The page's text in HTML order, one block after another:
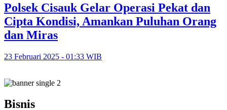
Polsek Cisauk Gelar Operasi Pekat dan
Cipta Kondisi, Amankan Puluhan Orang
dan Miras
23 Februari 2025 - 01:33 WIB
Bisnis